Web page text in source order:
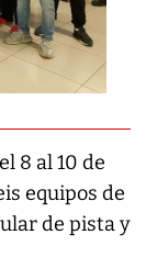
8 al 10 de
equipos de
de pista y